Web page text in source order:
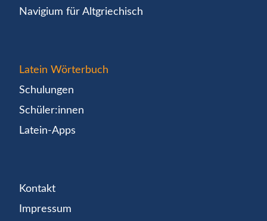
Navigium für Altgriechisch
Latein Wörterbuch
Schulungen
Schüler:innen
Latein-Apps
Kontakt
Impressum